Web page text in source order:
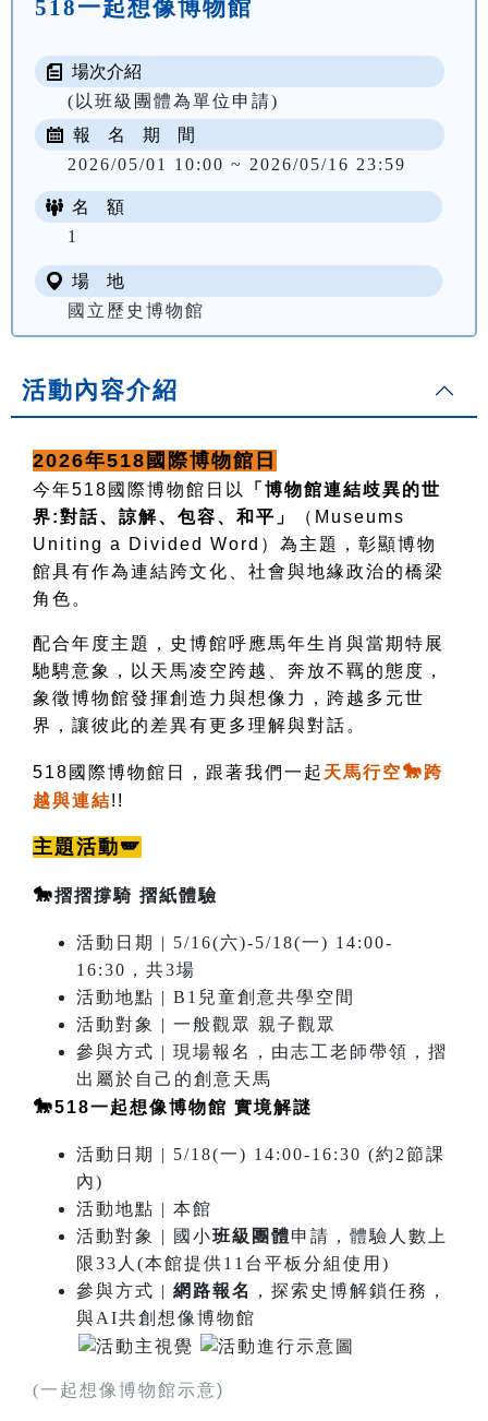
518一起想像博物館
場次介紹
(以班級團體為單位申請)
報 名 期 間
2026/05/01 10:00 ~ 2026/05/16 23:59
名 額
1
場 地
國立歷史博物館
活動內容介紹
2026年518國際博物館日
今年518國際博物館日以
「博物館連結歧異的世
界:對話、諒解、包容、和平」
（Museums
Uniting a Divided Word）為主題，彰顯博物
館具有作為連結跨文化、社會與地緣政治的橋梁
角色。
配合年度主題，史博館呼應馬年生肖與當期特展
馳騁意象，以天馬凌空跨越、奔放不羈的態度，
象徵博物館發揮創造力與想像力，跨越多元世
界，讓彼此的差異有更多理解與對話。
518國際博物館日，跟著我們一起 天馬行空🐎跨
越與連結!!
主題活動🪽
🐎摺摺撐騎 摺紙體驗
活動日期 | 5/16(六)-5/18(一) 14:00-
16:30，共3場
活動地點 | B1兒童創意共學空間
活動對象 | 一般觀眾 親子觀眾
參與方式 | 現場報名，由志工老師帶領，摺
出屬於自己的創意天馬
🐎518一起想像博物館 實境解謎
活動日期 | 5/18(一) 14:00-16:30 (約2節課
內)
活動地點 | 本館
活動對象 | 國小班級團體申請，體驗人數上
限33人(本館提供11台平板分組使用)
參與方式 | 網路報名
，探索史博解鎖任務，
與AI共創想像博物館
(一起想像博物館示意)